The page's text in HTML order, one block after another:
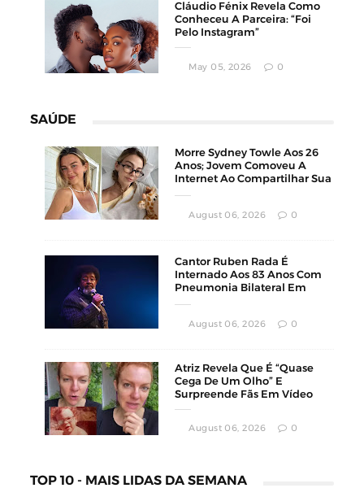
Cláudio Fénix Revela Como
Conheceu A Parceira: “Foi
Pelo Instagram”
May 05, 2026 0
SAÚDE
Morre Sydney Towle Aos 26
Anos; Jovem Comoveu A
Internet Ao Compartilhar Sua
August 06, 2026 0
Cantor Ruben Rada É
Internado Aos 83 Anos Com
Pneumonia Bilateral Em
August 06, 2026 0
Atriz Revela Que É “Quase
Cega De Um Olho” E
Surpreende Fãs Em Vídeo
August 06, 2026 0
TOP 10 - MAIS LIDAS DA SEMANA